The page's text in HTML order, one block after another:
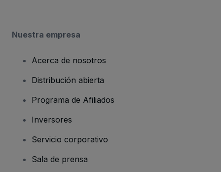
Nuestra empresa
Acerca de nosotros
Distribución abierta
Programa de Afiliados
Inversores
Servicio corporativo
Sala de prensa